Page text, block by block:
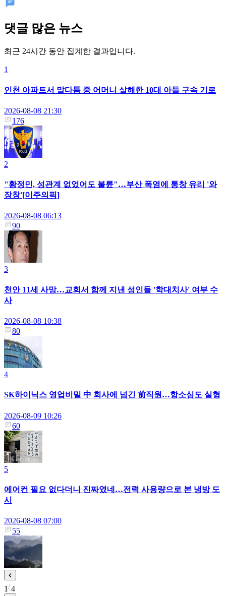
댓글 많은 뉴스
최근 24시간 동안 집계한 결과입니다.
1
인천 아파트서 말다툼 중 어머니 살해한 10대 아들 구속 기로
2026-08-08 21:30
176
2
"황정민, 성관계 없었어도 불륜"…부산 폭염에 통창 유리 '와
장창'[이주의픽]
2026-08-08 06:13
90
3
천안 11세 사망…교회서 함께 지낸 성인들 '학대치사' 여부 수
사
2026-08-08 10:38
80
4
SK하이닉스 영업비밀 中 회사에 넘긴 前직원…항소심도 실형
2026-08-09 10:26
60
5
에어컨 필요 없다더니 진짜였네…전력 사용량으로 본 냉방 도
시
2026-08-08 07:00
55
1 4